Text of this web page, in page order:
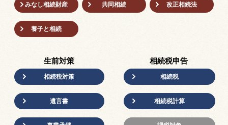
みなし相続財産 共同相続 改正相続法
養子と相続
生前対策
相続税対策
遺言書
相続税申告
相続税
相続税計算